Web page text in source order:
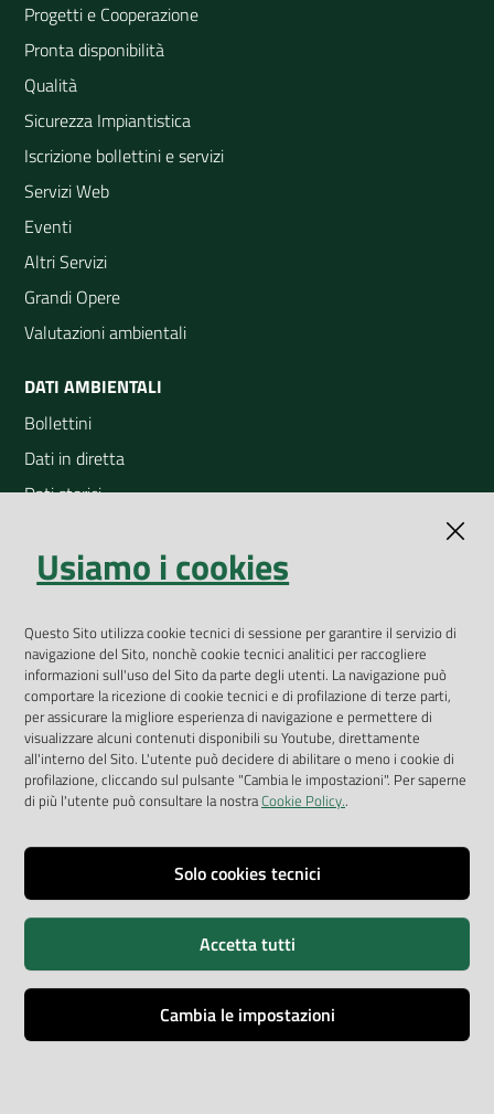
Progetti e Cooperazione
Pronta disponibilità
Qualità
Sicurezza Impiantistica
Iscrizione bollettini e servizi
Servizi Web
Eventi
Altri Servizi
Grandi Opere
Valutazioni ambientali
DATI AMBIENTALI
Bollettini
Dati in diretta
Dati storici
Open Data
App Arpav
Rapporti regionali annuali
Le Infografiche
Dispenser dati
Vai alla pagina
Privacy
Accessibilità
Credits
Usiamo i cookies
Questo Sito utilizza cookie tecnici di sessione per garantire il servizio di
navigazione del Sito, nonchè cookie tecnici analitici per raccogliere
informazioni sull'uso del Sito da parte degli utenti. La navigazione può
comportare la ricezione di cookie tecnici e di profilazione di terze parti,
per assicurare la migliore esperienza di navigazione e permettere di
visualizzare alcuni contenuti disponibili su Youtube, direttamente
all'interno del Sito. L'utente può decidere di abilitare o meno i cookie di
profilazione, cliccando sul pulsante "Cambia le impostazioni". Per saperne
di più l'utente può consultare la nostraCookie Policy..
Solo cookies tecnici
Accetta tutti
Cambia le impostazioni